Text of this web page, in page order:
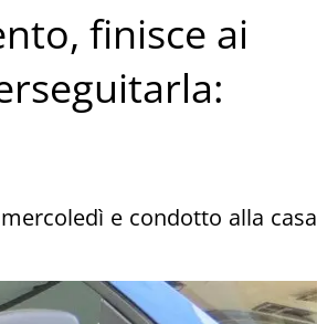
finisce ai
e condotto alla casa